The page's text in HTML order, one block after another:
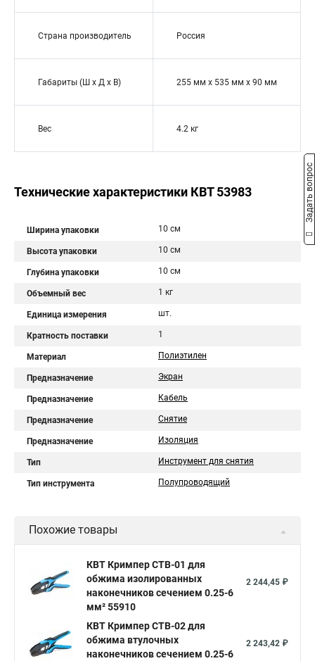
Страна производитель Россия
Габариты (Ш х Д х В) 255 мм x 535 мм x 90 мм
Вес 4.2 кг
Технические характеристики КВТ 53983
Ширина упаковки 10 см
Высота упаковки 10 см
Глубина упаковки 10 см
Объемный вес 1 кг
Единица измерения шт.
Кратность поставки 1
Материал Полиэтилен
Предназначение Экран
Предназначение Кабель
Предназначение Снятие
Предназначение Изоляция
Тип Инструмент для снятия
Тип инструмента Полупроводящий
Похожие товары
КВТ Кримпер CTB-01 для
обжима изолированных
наконечников сечением 0.25-6
мм² 55910
2 244,45 ₽
КВТ Кримпер CTB-02 для
обжима втулочных
наконечников сечением 0.25-6
2 243,42 ₽
Задать вопрос